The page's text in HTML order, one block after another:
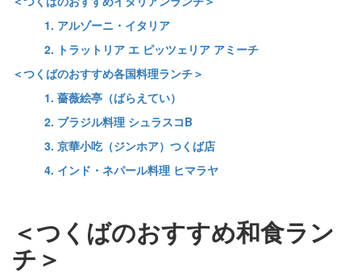
1. アルゾーニ・イタリア
2. トラットリア エ ピッツェリア アミーチ
＜つくばのおすすめ各国料理ランチ＞
1. 薔薇絵亭（ばらえてい）
2. ブラジル料理 シュラスコB
3. 京華小吃（ジンホア）つくば店
4. インド・ネパール料理 ヒマラヤ
＜つくばのおすすめ和食ラン
チ＞